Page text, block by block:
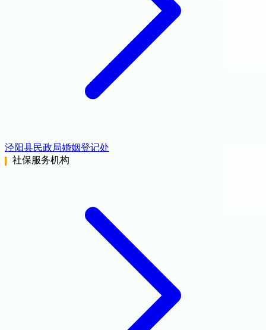
泾阳县民政局婚姻登记处
社保服务机构